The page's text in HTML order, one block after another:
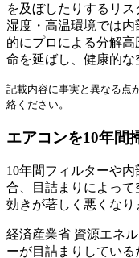
を及ぼしたりするリ
湿度・高温環境では
的にプロによる分解
命を延ばし、健康的な
記載内容に事実と異なる点
絡ください。
エアコンを10年間
10年間フィルターや
合、目詰まりによっ
効きが著しく悪くなり
経済産業省 資源エネ
ーが目詰まりしてい